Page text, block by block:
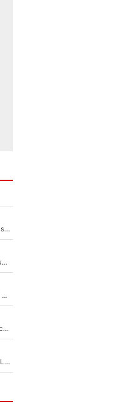
Yan Diomandé au Real Madrid : La photo qui met fin au transfert de l’été !
Antoine Dupont et Iris Mittenaere officialisent enfin leur couple : La photo qui enflamme les réseaux sociaux
Du PSG à la tête de la FIFA pour remplacer Gianni Infantino ? «Il serait un mauvais président», le patron de la Liga s'attaque à Nasser Al-Khelaïfi !
Bradley Barcola : Luis Enrique prêt à l’écarter au PSG, la décision qui va accélérer son transfert à Liverpool ?
La Liga sur beIN SPORTS, c’est terminé : Kylian Mbappé et Lamine Yamal changent de chaîne, «le moment était venu d'ouvrir un nouveau chapitre»